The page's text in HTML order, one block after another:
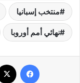
منتخب إسبانيا
نهائي أمم أوروبا
فيسبوك